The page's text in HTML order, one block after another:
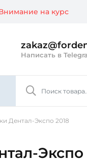
на курс
Написать в
Дентал-Экспо 2018
Экспо